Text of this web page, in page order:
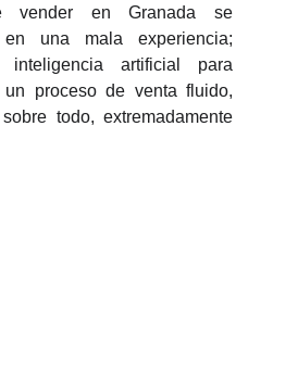
vender en Granada se
en una mala experiencia;
artificial para
un proceso de venta fluido,
todo, extremadamente